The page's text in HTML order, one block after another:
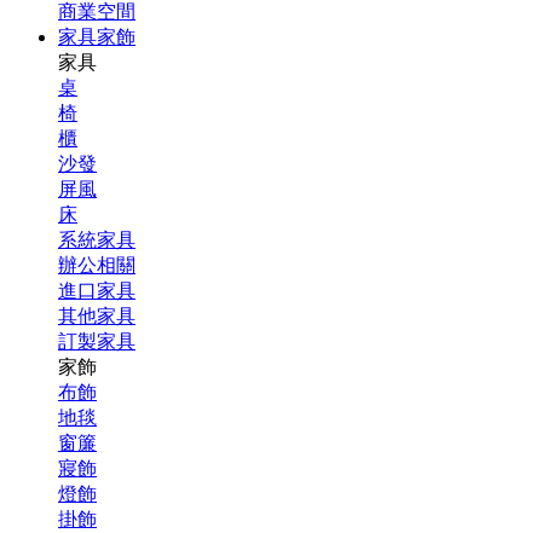
商業空間
家具家飾
家具
桌
椅
櫃
沙發
屏風
床
系統家具
辦公相關
進口家具
其他家具
訂製家具
家飾
布飾
地毯
窗簾
寢飾
燈飾
掛飾